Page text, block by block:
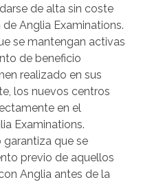
de alta sin coste
Anglia Examinations.
se mantengan activas
de beneficio
realizado en sus
los nuevos centros
en el
Examinations.
que se
previo de aquellos
Anglia antes de la